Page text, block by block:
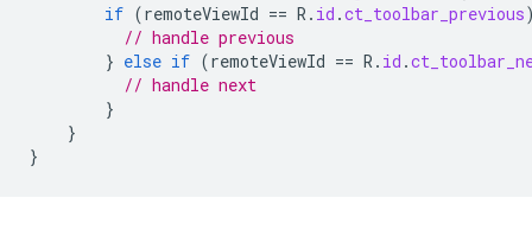
if (remoteViewId == R . id .ct_toolbar_previous
// handle previous
} else if (remoteViewId == R . id .
// handle next
}
}
}